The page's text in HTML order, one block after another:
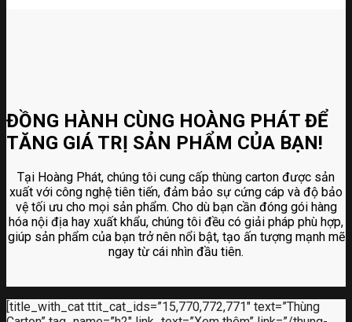
ĐỒNG HÀNH CÙNG HOÀNG PHÁT ĐỂ
TĂNG GIÁ TRỊ SẢN PHẨM CỦA BẠN!
Tại Hoàng Phát, chúng tôi cung cấp thùng carton được sản
xuất với công nghệ tiên tiến, đảm bảo sự cứng cáp và độ bảo
vệ tối ưu cho mọi sản phẩm. Cho dù bạn cần đóng gói hàng
hóa nội địa hay xuất khẩu, chúng tôi đều có giải pháp phù hợp,
giúp sản phẩm của bạn trở nên nổi bật, tạo ấn tượng mạnh mẽ
ngay từ cái nhìn đầu tiên.
[title_with_cat ttit_cat_ids=”15,770,772,771″ text=”Thùng